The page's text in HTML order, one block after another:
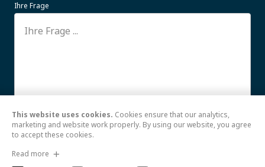
Ihre Frage
Ich stimme der Verwendung meiner hierWeiterlesen
This website uses cookies. Cookies ensure that our analytics,
marketing and website work properly. By using our website, you agree
to accept these cookies.
Read more